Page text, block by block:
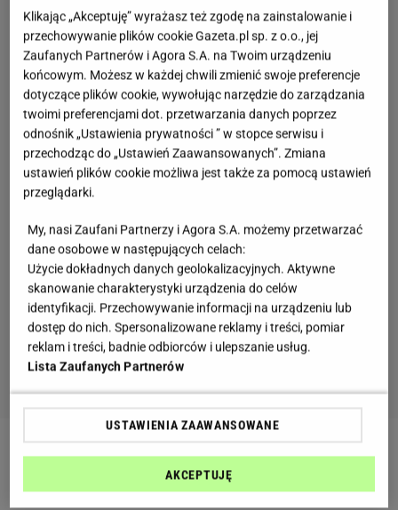
Zobacz wideoW roli głównej: kurkuma. Z tym
napojem odporność wzrośnie
Klikając „Akceptuję” wyrażasz też zgodę na zainstalowanie i
przechowywanie plików cookie Gazeta.pl sp. z o.o., jej
Zaufanych Partnerów i Agora S.A. na Twoim urządzeniu
końcowym. Możesz w każdej chwili zmienić swoje preferencje
dotyczące plików cookie, wywołując narzędzie do zarządzania
twoimi preferencjami dot. przetwarzania danych poprzez
odnośnik „Ustawienia prywatności ” w stopce serwisu i
przechodząc do „Ustawień Zaawansowanych”. Zmiana
ustawień plików cookie możliwa jest także za pomocą ustawień
przeglądarki.
My, nasi Zaufani Partnerzy i Agora S.A. możemy przetwarzać
dane osobowe w następujących celach:
Użycie dokładnych danych geolokalizacyjnych. Aktywne
skanowanie charakterystyki urządzenia do celów
identyfikacji. Przechowywanie informacji na urządzeniu lub
dostęp do nich. Spersonalizowane reklamy i treści, pomiar
reklam i treści, badnie odbiorców i ulepszanie usług.
Lista Zaufanych Partnerów
USTAWIENIA ZAAWANSOWANE
AKCEPTUJĘ